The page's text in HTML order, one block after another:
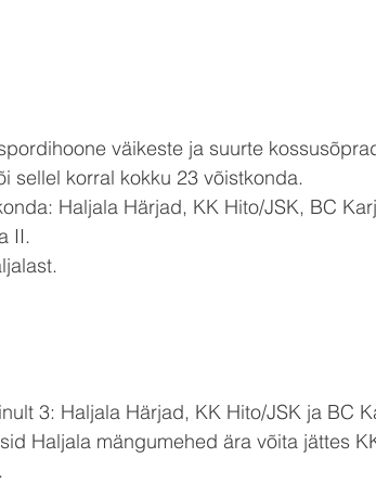
väikeste ja suurte
sellel korral kokku 23 võistkonda.
Haljala Härjad, KK Hito/JSK, BC
II.
3: Haljala Härjad, KK Hito/JSK ja BC
Haljala mängumehed ära võita jättes